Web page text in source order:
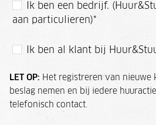
Ik ben een bedrijf.
aan particulieren)*
Ik ben al klant bij
LET OP: Het registreren van nieuwe
beslag nemen en bij iedere
telefonisch contact.